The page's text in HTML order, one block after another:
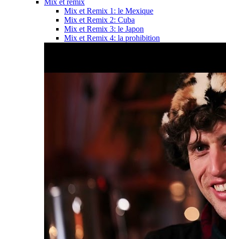
Mix et remix
Mix et Remix 1: le Mexique
Mix et Remix 2: Cuba
Mix et Remix 3: le Japon
Mix et Remix 4: la prohibition